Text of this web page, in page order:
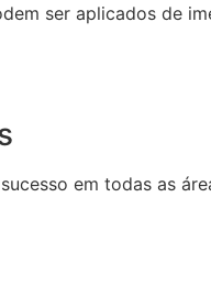
ser aplicados de
em todas as